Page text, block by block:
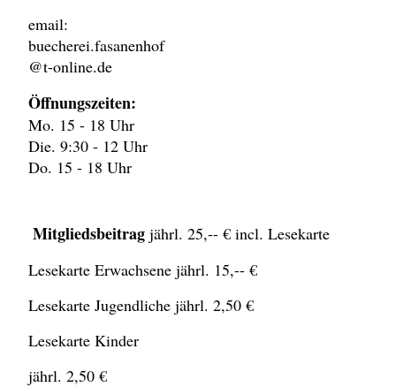
email:
buecherei.fasanenhof
@t-online.de
Öffnungszeiten:
Mo. 15 - 18 Uhr
Die. 9:30 - 12 Uhr
Do. 15 - 18 Uhr
Mitgliedsbeitragjährl. 25,-- € incl. Lesekarte
Lesekarte Erwachsene jährl. 15,-- €
Lesekarte Jugendliche jährl. 2,50 €
Lesekarte Kinder
jährl. 2,50 €